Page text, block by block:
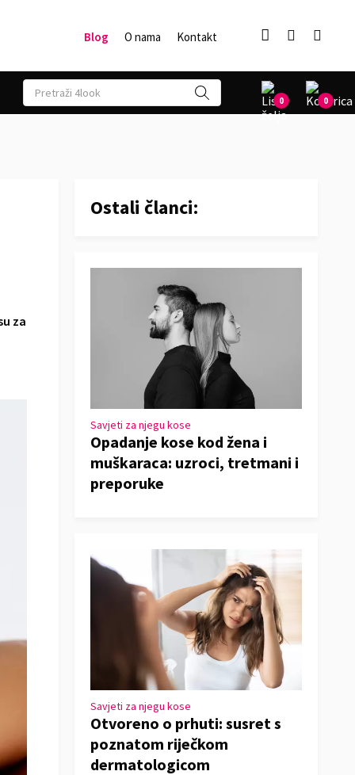
Blog O nama Kontakt   
0 0
za
Ostali članci:
Savjeti za njegu kose
Opadanje kose kod žena i
muškaraca: uzroci, tretmani i
preporuke
Savjeti za njegu kose
Otvoreno o prhuti: susret s
poznatom riječkom
dermatologicom